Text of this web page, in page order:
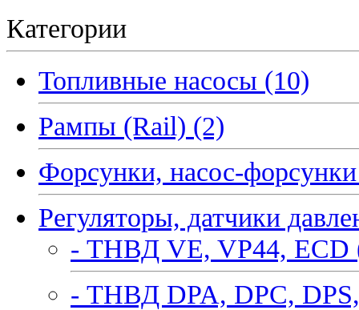
Категории
Топливные насосы (10)
Рампы (Rail) (2)
Форсунки, насос-
Регуляторы, датчики
- ТНВД VE, VP44, ECD
- ТНВД DPA, DPC,